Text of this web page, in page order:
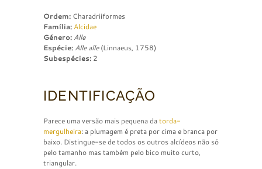
Ordem: Charadriiformes
Família: Alcidae
Género: Alle
Espécie: Alle alle(Linnaeus, 1758)
Subespécies: 2
IDENTIFICAÇÃO
Parece uma versão mais pequena datorda-
mergulheira: a plumagem é preta por cima e branca por
baixo. Distingue-se de todos os outros alcídeos não só
pelo tamanho mas também pelo bico muito curto,
triangular.